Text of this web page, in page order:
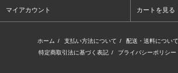
マイアカウント カートを見る
ホーム / 支払い方法について / 配送・送料について
特定商取引法に基づく表記 / プライバシーポリシー